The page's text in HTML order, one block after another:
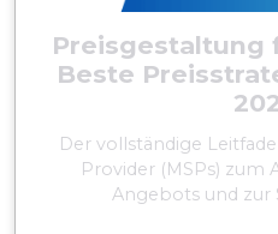
Preisgestaltung
Beste
Der vollständige
Provider (MSPs) zum
Angebots und zur